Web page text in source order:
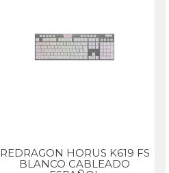
REDRAGON HORUS K619 FS
BLANCO CABLEADO